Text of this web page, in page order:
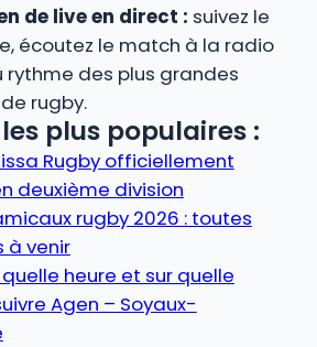
de live en direct : suivez le
écoutez le match à la radio
rythme des plus grandes
rugby.
plus populaires :
Rugby officiellement
deuxième division
rugby 2026 : toutes
à venir
quelle heure et sur quelle
Agen – Soyaux-